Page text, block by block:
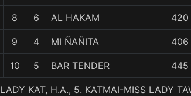
8 6 AL HAKAM 420
9 4 MI ÑAÑITA 406
10 5 BAR TENDER 445
KAT, H.A., 5. KATMAI-MISS LADY